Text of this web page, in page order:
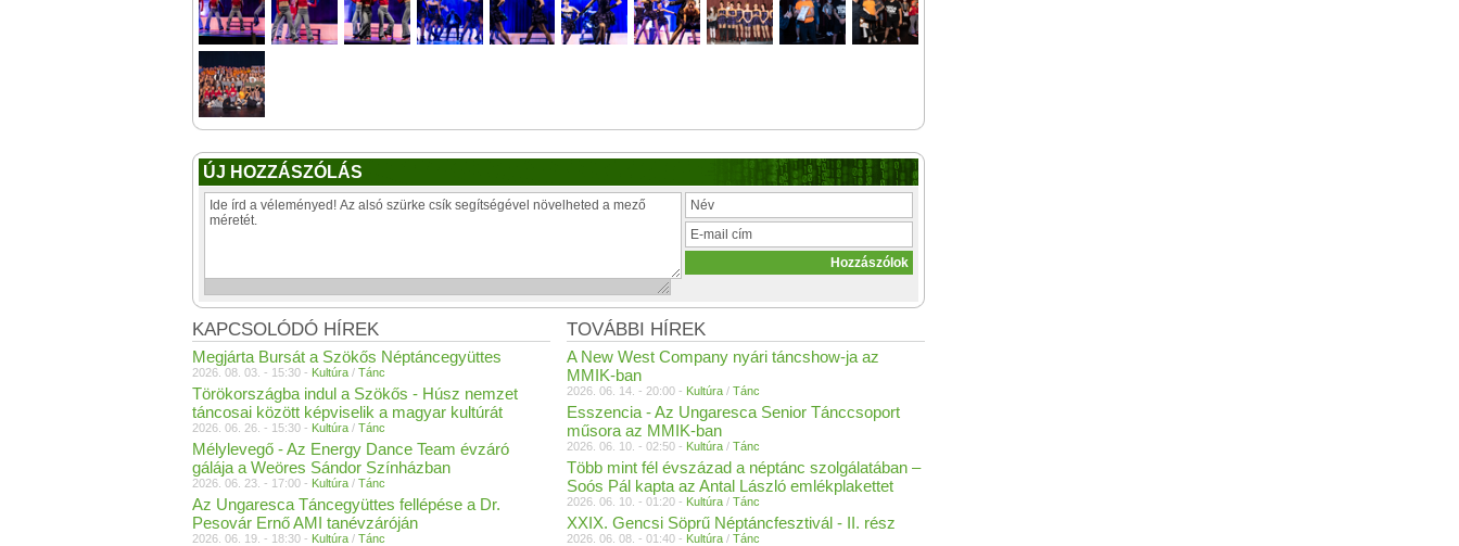
ÚJ HOZZÁSZÓLÁS
TOVÁBBI HÍREK
A New West Company nyári táncshow-ja az
MMIK-ban
2026. 06. 14. - 20:00 - Kultúra / Tánc
Esszencia - Az Ungaresca Senior Tánccsoport
műsora az MMIK-ban
2026. 06. 10. - 02:50 - Kultúra / Tánc
Több mint fél évszázad a néptánc szolgálatában –
Soós Pál kapta az Antal László emlékplakettet
2026. 06. 10. - 01:20 - Kultúra / Tánc
XXIX. Gencsi Söprű Néptáncfesztivál - II. rész
2026. 06. 08. - 01:40 - Kultúra / Tánc
KAPCSOLÓDÓ HÍREK
Megjárta Bursát a Szökős Néptáncegyüttes
2026. 08. 03. - 15:30 - Kultúra / Tánc
Törökországba indul a Szökős - Húsz nemzet
táncosai között képviselik a magyar kultúrát
2026. 06. 26. - 15:30 - Kultúra / Tánc
Mélylevegő - Az Energy Dance Team évzáró
gálája a Weöres Sándor Színházban
2026. 06. 23. - 17:00 - Kultúra / Tánc
Az Ungaresca Táncegyüttes fellépése a Dr.
Pesovár Ernő AMI tanévzáróján
2026. 06. 19. - 18:30 - Kultúra / Tánc